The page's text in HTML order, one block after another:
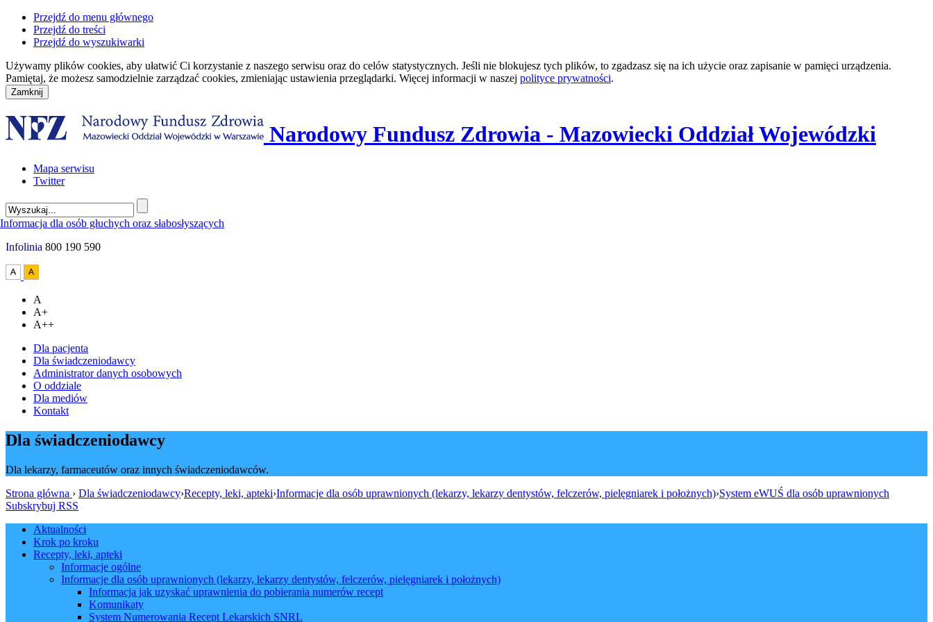
Przejdź do menu głównego
Przejdź do treści
Przejdź do wyszukiwarki
Używamy plików cookies, aby ułatwić Ci korzystanie z naszego serwisu oraz do celów statystycznych. Jeśli nie blokujesz tych plików, to zgadzasz się na ich użycie oraz zapisanie w pamięci urządzenia.
Pamiętaj, że możesz samodzielnie zarządzać cookies, zmieniając ustawienia przeglądarki. Więcej informacji w naszej polityce prywatności.
Narodowy Fundusz Zdrowia - Mazowiecki Oddział Wojewódzki
Mapa serwisu
Twitter
Infolinia 800 190 590
A
A+
A++
Dla pacjenta
Dla świadczeniodawcy
Administrator danych osobowych
O oddziale
Dla mediów
Kontakt
Dla świadczeniodawcy
Dla lekarzy, farmaceutów oraz innych świadczeniodawców.
Strona główna › Dla świadczeniodawcy›Recepty, leki, apteki›Informacje dla osób uprawnionych (lekarzy, lekarzy dentystów, felczerów, pielęgniarek i położnych)›System eWUŚ dla osób uprawnionych
Subskrybuj RSS
Aktualności
Krok po kroku
Recepty, leki, apteki
Informacje ogólne
Informacje dla osób uprawnionych (lekarzy, lekarzy dentystów, felczerów, pielęgniarek i położnych)
Informacja jak uzyskać uprawnienia do pobierania numerów recept
Komunikaty
System Numerowania Recept Lekarskich SNRL